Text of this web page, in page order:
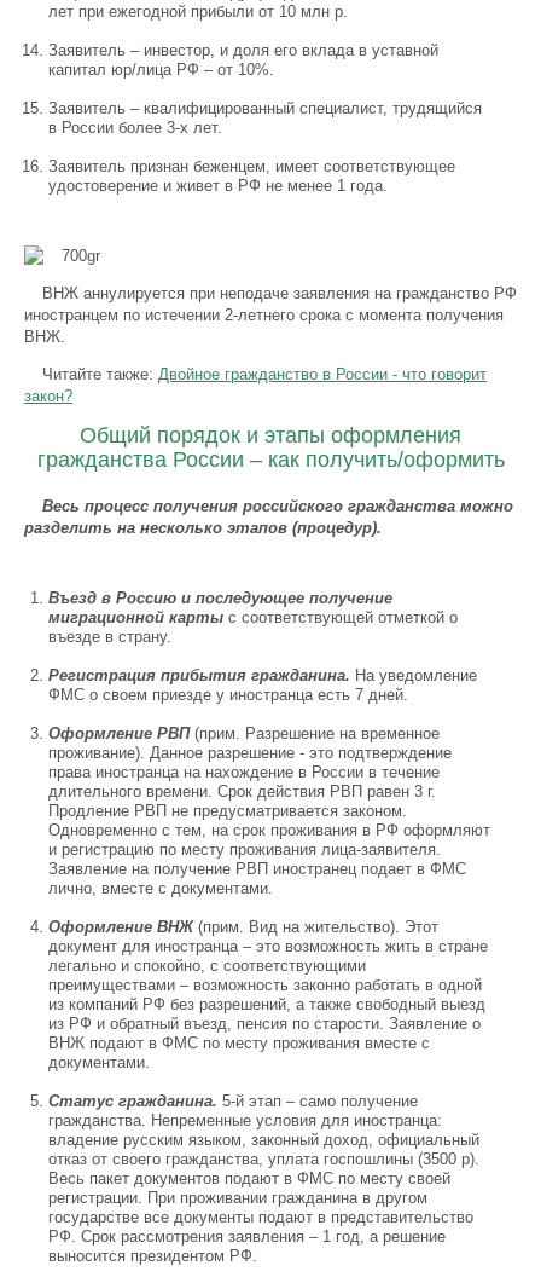
лет при ежегодной прибыли от 10 млн р.
Заявитель – инвестор, и доля его вклада в уставной
капитал юр/лица РФ – от 10%.
Заявитель – квалифицированный специалист, трудящийся
в России более 3-х лет.
Заявитель признан беженцем, имеет соответствующее
удостоверение и живет в РФ не менее 1 года.
ВНЖ аннулируется при неподаче заявления на гражданство РФ
иностранцем по истечении 2-летнего срока с момента получения
ВНЖ.
Читайте также: Двойное гражданство в России - что говорит
закон?
Общий порядок и этапы оформления
гражданства России – как получить/оформить
Весь процесс получения российского гражданства можно
разделить на несколько этапов (процедур).
Въезд в Россию и последующее получение
миграционной карты с соответствующей отметкой о
въезде в страну.
Регистрация прибытия гражданина. На уведомление
ФМС о своем приезде у иностранца есть 7 дней.
Оформление РВП (прим. Разрешение на временное
проживание). Данное разрешение - это подтверждение
права иностранца на нахождение в России в течение
длительного времени. Срок действия РВП равен 3 г.
Продление РВП не предусматривается законом.
Одновременно с тем, на срок проживания в РФ оформляют
и регистрацию по месту проживания лица-заявителя.
Заявление на получение РВП иностранец подает в ФМС
лично, вместе с документами.
Оформление ВНЖ(прим. Вид на жительство). Этот
документ для иностранца – это возможность жить в стране
легально и спокойно, с соответствующими
преимуществами – возможность законно работать в одной
из компаний РФ без разрешений, а также свободный выезд
из РФ и обратный въезд, пенсия по старости. Заявление о
ВНЖ подают в ФМС по месту проживания вместе с
документами.
Статус гражданина. 5-й этап – само получение
гражданства. Непременные условия для иностранца:
владение русским языком, законный доход, официальный
отказ от своего гражданства, уплата госпошлины (3500 р).
Весь пакет документов подают в ФМС по месту своей
регистрации. При проживании гражданина в другом
государстве все документы подают в представительство
РФ. Срок рассмотрения заявления – 1 год, а решение
выносится президентом РФ.